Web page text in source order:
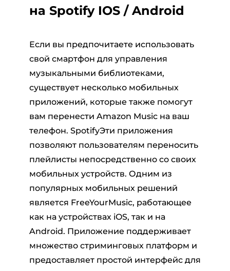
на Spotify IOS / Android
Если вы предпочитаете использовать
свой смартфон для управления
музыкальными библиотеками,
существует несколько мобильных
приложений, которые также помогут
вам перенести Amazon Music на ваш
телефон. SpotifyЭти приложения
позволяют пользователям переносить
плейлисты непосредственно со своих
мобильных устройств. Одним из
популярных мобильных решений
является FreeYourMusic, работающее
как на устройствах iOS, так и на
Android. Приложение поддерживает
множество стриминговых платформ и
предоставляет простой интерфейс для